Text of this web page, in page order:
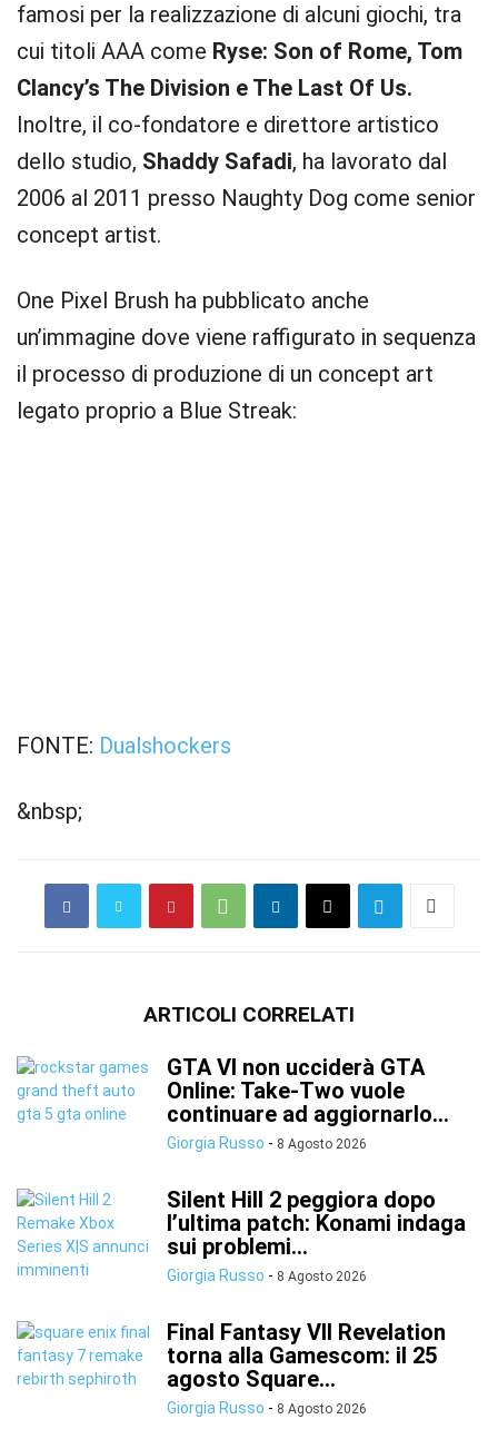
famosi per la realizzazione di alcuni giochi, tra
cui titoli AAA come Ryse: Son of Rome, Tom
Clancy’s The Division e The Last Of Us.
Inoltre, il co-fondatore e direttore artistico
dello studio, Shaddy Safadi, ha lavorato dal
2006 al 2011 presso Naughty Dog come senior
concept artist.
One Pixel Brush ha pubblicato anche
un’immagine dove viene raffigurato in sequenza
il processo di produzione di un concept art
legato proprio a Blue Streak:
FONTE: Dualshockers
&nbsp;
ARTICOLI CORRELATI
GTA VI non ucciderà GTA
Online: Take-Two vuole
continuare ad aggiornarlo...
Giorgia Russo - 8 Agosto 2026
Silent Hill 2 peggiora dopo
l’ultima patch: Konami indaga
sui problemi...
Giorgia Russo - 8 Agosto 2026
Final Fantasy VII Revelation
torna alla Gamescom: il 25
agosto Square...
Giorgia Russo - 8 Agosto 2026